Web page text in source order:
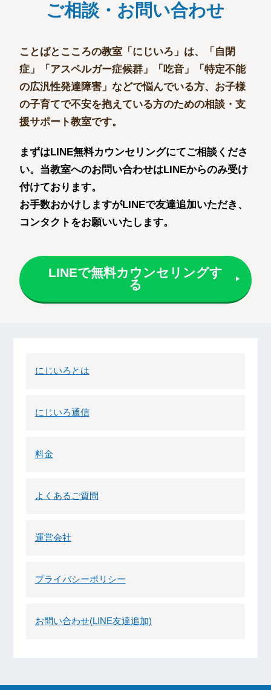
ご相談・お問い合わせ
ことばとこころの教室「にじいろ」は、
「自閉
症」「アスペルガー症候群」「吃音」「特定不能
の広汎性発達障害」などで悩んでいる方、 お子様
の子育てで不安を抱えている方のための相談・支
援サポート教室です。
まずはLINE無料カウンセリングにてご相談くださ
い。 当教室へのお問い合わせはLINEからのみ受け
付けております。
お手数おかけしますがLINEで友達追加いただき、
コンタクトをお願いいたします。
LINEで無料カウンセリングす
る
にじいろとは
にじいろ通信
料金
よくあるご質問
運営会社
プライバシーポリシー
お問い合わせ(LINE友達追加)